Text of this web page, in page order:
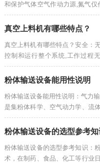
和保护气体空气作动力源,氮气
混合中氧气的溶度.真空上料机
绝...
真空上料机有哪些特点？
真空上料机有哪些特点？安全：
控制和运行整个系统,工作过程
电，对周围环境无污染;
粉体输送设备能用性说明
粉体输送设备能用性说明：气力
是集粉体科学、空气动力学、流
综合技术,属于高新技术项目。
粉体输送设备的选型参考知
粉体输送设备的选型参考知识：
术，在制药、食品、化工等行业